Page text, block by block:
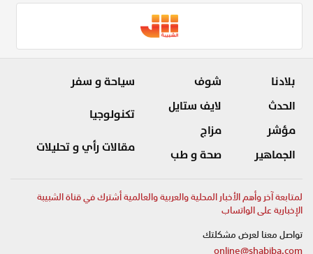
بلادنا
الحدث
مؤشر
الجماهير
شوف
لايف ستايل
مزاج
صحة و طب
سياحة و سفر
تكنولوجيا
مقالات رأي و تحليلات
لمتابعة آخر وأهم الأخبار المحلية والعربية والعالمية أشترك في قناة الشبيبة
الإخبارية على الواتساب
تواصل معنا لعرض مشكلتك